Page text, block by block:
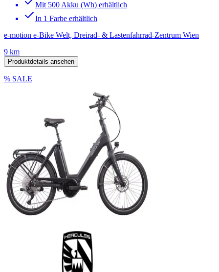
Mit 500 Akku (Wh) erhältlich
In 1 Farbe erhältlich
e-motion e-Bike Welt, Dreirad- & Lastenfahrrad-Zentrum Wien
9 km
Produktdetails ansehen
% SALE